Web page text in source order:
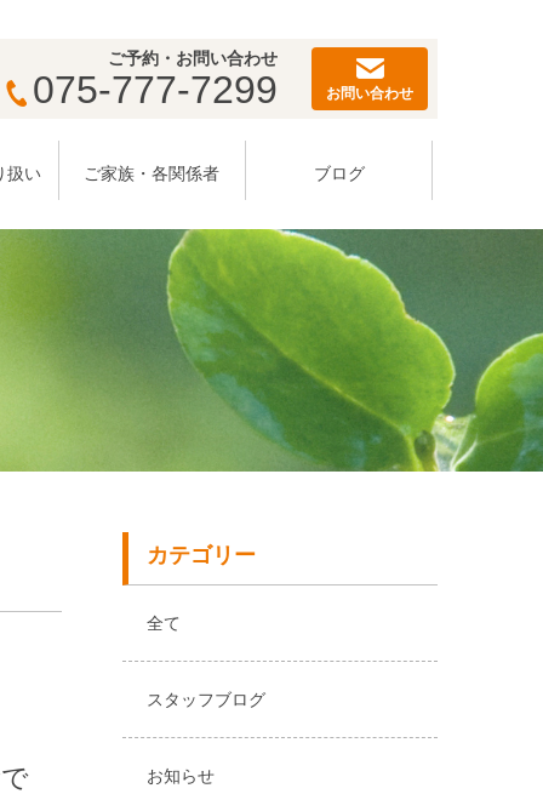
ご予約・お問い合わせ
075-777-7299 お問い合わせ
扱い ご家族・各関係者 ブログ
カテゴリー
全て
スタッフブログ
お知らせ